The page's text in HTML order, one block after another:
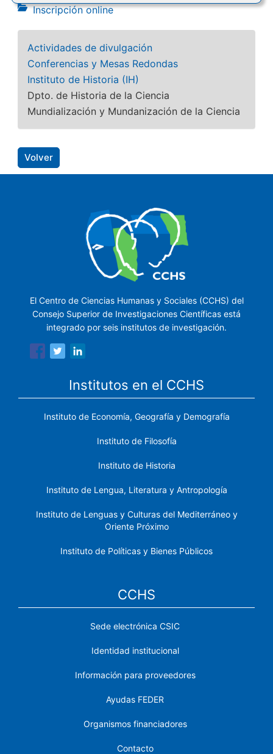
Inscripción online
Actividades de divulgación
Conferencias y Mesas Redondas
Instituto de Historia (IH)
Dpto. de Historia de la Ciencia
Mundialización y Mundanización de la Ciencia
Volver
El Centro de Ciencias Humanas y Sociales (CCHS) del
Consejo Superior de Investigaciones Científicas está
integrado por seis institutos de investigación.
Institutos en el CCHS
Instituto de Economía, Geografía y Demografía
Instituto de Filosofía
Instituto de Historia
Instituto de Lengua, Literatura y Antropología
Instituto de Lenguas y Culturas del Mediterráneo y
Oriente Próximo
Instituto de Políticas y Bienes Públicos
CCHS
Sede electrónica CSIC
Identidad institucional
Información para proveedores
Ayudas FEDER
Organismos financiadores
Contacto